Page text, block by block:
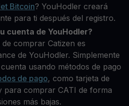
Bitcoin? YouHodler creará
para ti después del registro.
cuenta de YouHodler?
comprar Catizen es
de YouHodler. Simplemente
usando métodos de pago
de pago, como tarjeta de
para comprar CATI de forma
más bajas.